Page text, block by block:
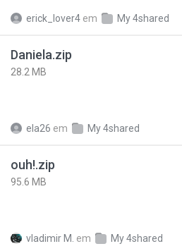
erick_lover4 em My 4shared
Daniela.zip
28.2 MB
ela26 em My 4shared
ouh!.zip
95.6 MB
vladimir M. em My 4shared